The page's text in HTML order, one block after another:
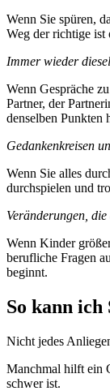
Wenn Sie spüren,
Weg der richtige ist
Immer wieder
Wenn Gespräche
Partner, der
denselben Punkten
Gedankenkreisen
Wenn Sie alles
durchspielen und
Veränderungen,
Wenn Kinder
berufliche Fragen
beginnt.
So kann ich
Nicht jedes
Manchmal hilft ein
schwer ist.